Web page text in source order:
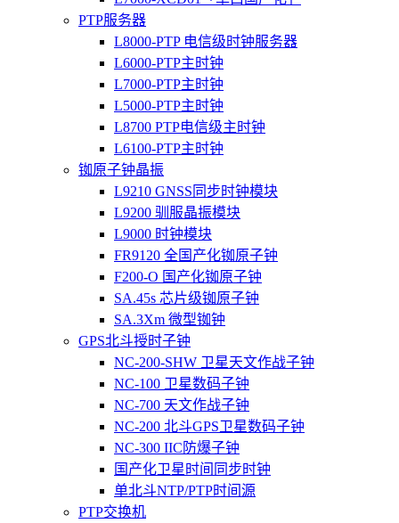
PTP服务器
L8000-PTP 电信级时钟服务器
L6000-PTP主时钟
L7000-PTP主时钟
L5000-PTP主时钟
L8700 PTP电信级主时钟
L6100-PTP主时钟
铷原子钟晶振
L9210 GNSS同步时钟模块
L9200 驯服晶振模块
L9000 时钟模块
FR9120 全国产化铷原子钟
F200-O 国产化铷原子钟
SA.45s 芯片级铷原子钟
SA.3Xm 微型铷钟
GPS北斗授时子钟
NC-200-SHW 卫星天文作战子钟
NC-100 卫星数码子钟
NC-700 天文作战子钟
NC-200 北斗GPS卫星数码子钟
NC-300 IIC防爆子钟
国产化卫星时间同步时钟
单北斗NTP/PTP时间源
PTP交换机